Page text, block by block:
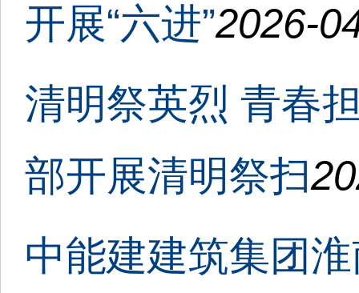
开展“六进”2026-
清明祭英烈 青春
部开展清明祭扫
中能建建筑集团